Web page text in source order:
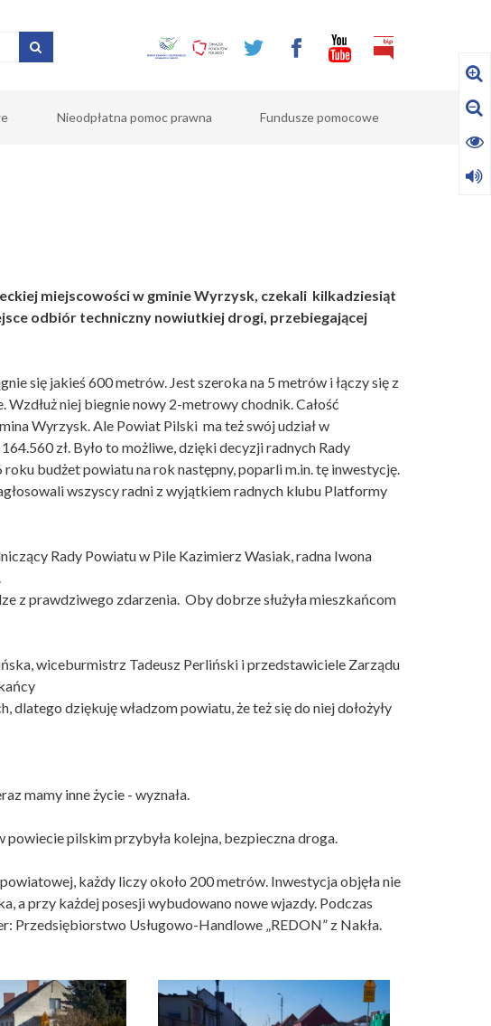
Nieodpłatna pomoc prawna Fundusze pomocowe
miejscowości w gminie Wyrzysk, czekali kilkadziesiąt
odbiór techniczny nowiutkiej drogi, przebiegającej
się jakieś 600 metrów. Jest szeroka na 5 metrów i łączy się z
niej biegnie nowy 2-metrowy chodnik. Całość
Wyrzysk. Ale Powiat Pilski ma też swój udział w
zł. Było to możliwe, dzięki decyzji radnych Rady
budżet powiatu na rok następny, poparli m.in. tę inwestycję.
wszyscy radni z wyjątkiem radnych klubu Platformy
Rady Powiatu w Pile Kazimierz Wasiak, radna Iwona
z prawdziwego zdarzenia. Oby dobrze służyła mieszkańcom
wiceburmistrz Tadeusz Perliński i przedstawiciele Zarządu
dziękuję władzom powiatu, że też się do niej dołożyły
mamy inne życie - wyznała.
powiecie pilskim przybyła kolejna, bezpieczna droga.
każdy liczy około 200 metrów. Inwestycja objęła nie
a przy każdej posesji wybudowano nowe wjazdy. Podczas
Przedsiębiorstwo Usługowo-Handlowe „REDON” z Nakła.